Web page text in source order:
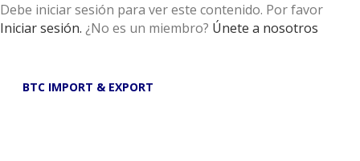
Debe iniciar sesión para ver este contenido. Por favor
Iniciar sesión. ¿No es un miembro? Únete a nosotros
BTC IMPORT & EXPORT